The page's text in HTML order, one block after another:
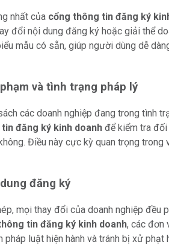
nhất của cổng thông tin đăng ký
đổi nội dung đăng ký hoặc giải thể
mẫu có sẵn, giúp người dùng dễ
và tình trạng pháp lý
các doanh nghiệp đang trong tình
đăng ký kinh doanh để kiểm tra
Điều này cực kỳ quan trọng
đăng ký
mọi thay đổi của doanh nghiệp đều
tin đăng ký kinh doanh, các đơn
luật hiện hành và tránh bị xử phạt